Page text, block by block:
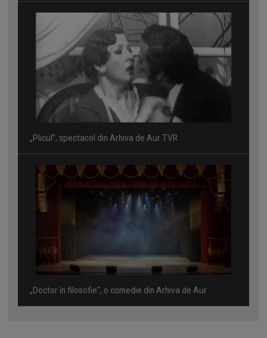
„Plicul”, spectacol din Arhiva de Aur TVR
„Doctor în filosofie", o comedie din Arhiva de Aur